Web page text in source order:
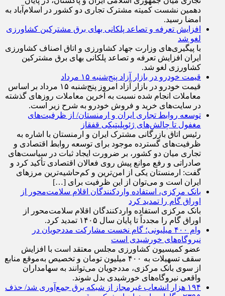
دهمین نشست کمیته مشترک تجاری دو کشور در اسلام‌آباد به
امضا رسید.
افزایش تعرفه و تصاعد پلکانی بهای برق مشترکین کشاورزی
لغو شد
با پیگیری‌های وزارت جهاد کشاورزی و اتاق اصناف کشاورزی
ایران افزایش تعرفه و تصاعد پلکانی بهای برق مشترکین
کشاورزی لغو شد.
قیمت خودرو در بازار آزاد پنج‌شنبه ۱۵ مرداد
قیمت خودرو در بازار آزاد امروز پنج‌شنبه ۱۵ مرداد بر اساس
معاملات انجام شده نسبت به آخرین معاملات روز‌های گذشته
در سایت‌های خرید و فروش خودرو به شرح زیر است.
توسعه روابط تجاری ایران و ارمنستان/ از ظرفیت‌های
مغفول تا چالش‌های ژئوپلیتیکی قفقاز
رئیس اتاق بازرگانی مشترک ایران و ارمنستان با اشاره به
ظرفیت‌های گسترده موجود برای توسعه روابط اقتصادی و
تجاری میان دو کشور، بر ضرورت ایجاد ثبات در سیاست‌های
صادراتی و رفع موانع پیش روی فعالان اقتصادی تأکید کرد و
گفت: ارمنستان یکی از امن‌ترین و کم‌حاشیه‌ترین مرز‌های
ایران است و می‌توان از این ظرفیت برای […]
بانک مرکزی، استفاده واردکنندگان اقلام سلامت‌محور از
اوراق گام را تمدید کرد
بانک مرکزی استفاده واردکنندگان اقلام سلامت‌محور از
اوراق گام را مجدداً تا پایان سال ۱۴۰۵ تمدید کرد.
وام ۴۰۰ میلیونی؛ گام نخست مشارکت مددجویان در
نیروگاه‌های خورشیدی است
عضو کمیسیون کشاورزی مجلس معتقد است با افزایش
سقف تسهیلات به ۴۰۰ میلیون تومان و تخصیص به‌موقع منابع
از سوی بانک مرکزی، مددجویان می‌توانند به سهامداران
واقعی نیروگاه‌های خورشیدی بدل شوند.
۱۹۴ هزار انشعاب غیرمجاز از شبکه برق جمع‌آوری شد/ حذف